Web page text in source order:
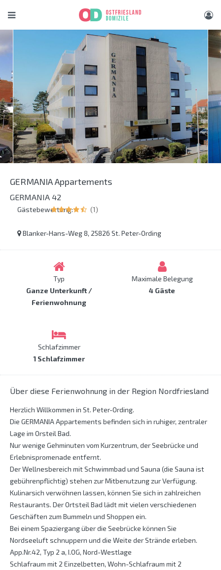
GERMANIA Appartements
GERMANIA 42
Gästebewertung: (1)
Blanker-Hans-Weg 8, 25826 St. Peter-Ording
Typ
Ganze Unterkunft /
Ferienwohnung
Maximale Belegung
4 Gäste
Schlafzimmer
1 Schlafzimmer
Über diese Ferienwohnung in der Region Nordfriesland
Herzlich Willkommen in St. Peter-Ording.
Die GERMANIA Appartements befinden sich in ruhiger, zentraler
Lage im Orsteil Bad.
Nur wenige Gehminuten vom Kurzentrum, der Seebrücke und
Erlebnispromenade entfernt.
Der Wellnesbereich mit Schwimmbad und Sauna (die Sauna ist
gebührenpflichtig) stehen zur Mitbenutzung zur Verfügung.
Kulinarsich verwöhnen lassen, können Sie sich in zahlreichen
Restaurants. Der Ortsteil Bad lädt mit vielen verschiedenen
Geschäften zum Bummeln und Shoppen ein.
Bei einem Spaziergang über die Seebrücke können Sie
Nordseeluft schnuppern und die Weite der Strände erleben.
App.Nr.42, Typ 2 a, I.OG, Nord-Westlage
Schlafraum mit 2 Einzelbetten, Wohn-Schlafraum mit 2